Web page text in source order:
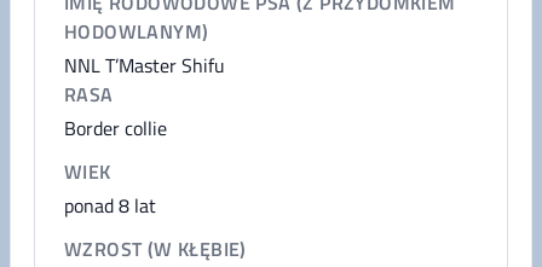
HODOWLANYM)
NNL T’Master Shifu
RASA
Border collie
WIEK
ponad 8 lat
WZROST (W KŁĘBIE)